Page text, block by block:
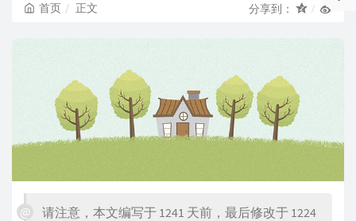
首页 正文 分享到：
请注意，本文编写于 1241 天前，最后修改于 1224